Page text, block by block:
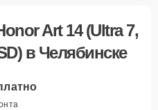
Art 14 (Ultra 7,
в Челябинске